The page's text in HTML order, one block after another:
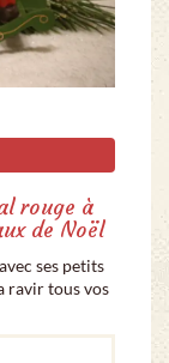
rouge à
de Noël
ses petits
ravir tous vos